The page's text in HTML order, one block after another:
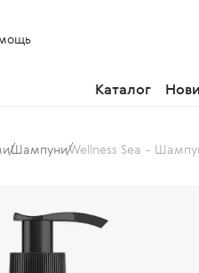
Каталог
ШампуниWellness Sea -